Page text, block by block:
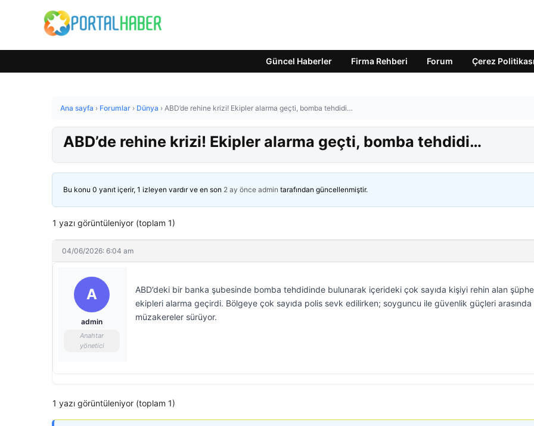
Güncel Haberler Firma Rehberi Forum Çerez Politikası
Ana sayfa › Forumlar › Dünya › ABD’de rehine krizi! Ekipler alarma geçti, bomba tehdidi…
ABD’de rehine krizi! Ekipler alarma geçti, bomba tehdidi…
Bu konu 0 yanıt içerir, 1 izleyen vardır ve en son 2 ay önce admin tarafından güncellenmiştir.
1 yazı görüntüleniyor (toplam 1)
04/06/2026: 6:04 am
A
admin
Anahtar
yönetici
ABD’deki bir banka şubesinde bomba tehdidinde bulunarak içerideki çok sayıda kişiyi rehin alan
ekipleri alarma geçirdi. Bölgeye çok sayıda polis sevk edilirken; soyguncu ile güvenlik güçleri arasında
müzakereler sürüyor.
1 yazı görüntüleniyor (toplam 1)